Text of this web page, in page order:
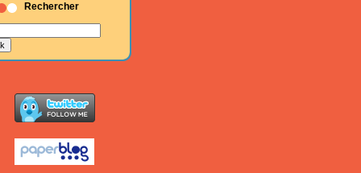
Rechercher